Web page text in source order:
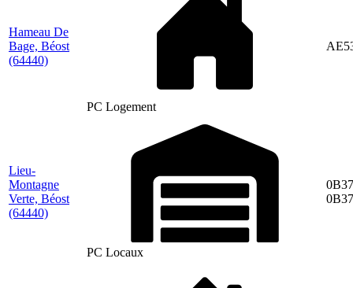
Hameau De
Bage, Béost
(64440)
PC Logement
Lieu-
Montagne
Verte, Béost
(64440)
PC Locaux